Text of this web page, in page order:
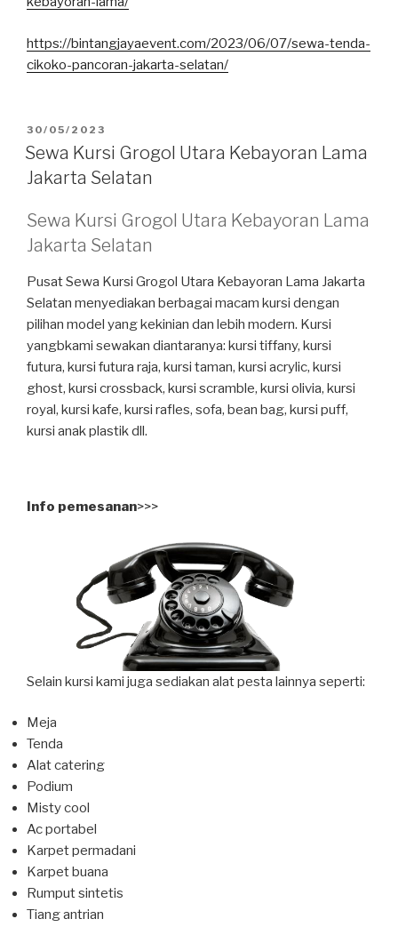
https://bintangjayaevent.com/2023/06/07/sewa-tenda-
cikoko-pancoran-jakarta-selatan/
DIPOSKAN
PADA
30/05/2023
Sewa Kursi Grogol Utara Kebayoran Lama
Jakarta Selatan
Sewa Kursi Grogol Utara Kebayoran Lama
Jakarta Selatan
Pusat Sewa Kursi Grogol Utara Kebayoran Lama Jakarta
Selatan menyediakan berbagai macam kursi dengan
pilihan model yang kekinian dan lebih modern. Kursi
yangbkami sewakan diantaranya: kursi tiffany, kursi
futura, kursi futura raja, kursi taman, kursi acrylic, kursi
ghost, kursi crossback, kursi scramble, kursi olivia, kursi
royal, kursi kafe, kursi rafles, sofa, bean bag, kursi puff,
kursi anak plastik dll.
Info pemesanan>>>
Selain kursi kami juga sediakan alat pesta lainnya seperti:
Meja
Tenda
Alat catering
Podium
Misty cool
Ac portabel
Karpet permadani
Karpet buana
Rumput sintetis
Tiang antrian